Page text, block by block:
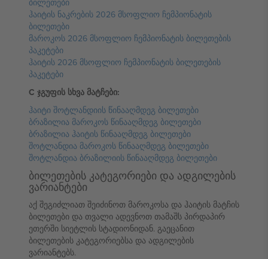
ბილეთები
ჰაიტის ნაკრების 2026 მსოფლიო ჩემპიონატის
ბილეთები
მაროკოს 2026 მსოფლიო ჩემპიონატის ბილეთების
პაკეტები
ჰაიტის 2026 მსოფლიო ჩემპიონატის ბილეთების
პაკეტები
C ჯგუფის სხვა მატჩები:
ჰაიტი შოტლანდიის წინააღმდეგ ბილეთები
ბრაზილია მაროკოს წინააღმდეგ ბილეთები
ბრაზილია ჰაიტის წინააღმდეგ ბილეთები
შოტლანდია მაროკოს წინააღმდეგ ბილეთები
შოტლანდია ბრაზილიის წინააღმდეგ ბილეთები
ბილეთების კატეგორიები და ადგილების
ვარიანტები
აქ შეგიძლიათ შეიძინოთ მაროკოსა და ჰაიტის მატჩის
ბილეთები და თვალი ადევნოთ თამაშს პირდაპირ
ეთერში სიეტლის სტადიონიდან. გაეცანით
ბილეთების კატეგორიებსა და ადგილების
ვარიანტებს.